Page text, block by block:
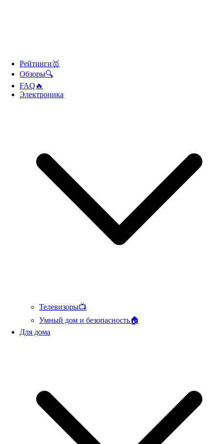
Рейтинги🥇
Обзоры🔍
FAQ🔥
Электроника
Телевизоры📺
Умный дом и безопасность🏠
Для дома